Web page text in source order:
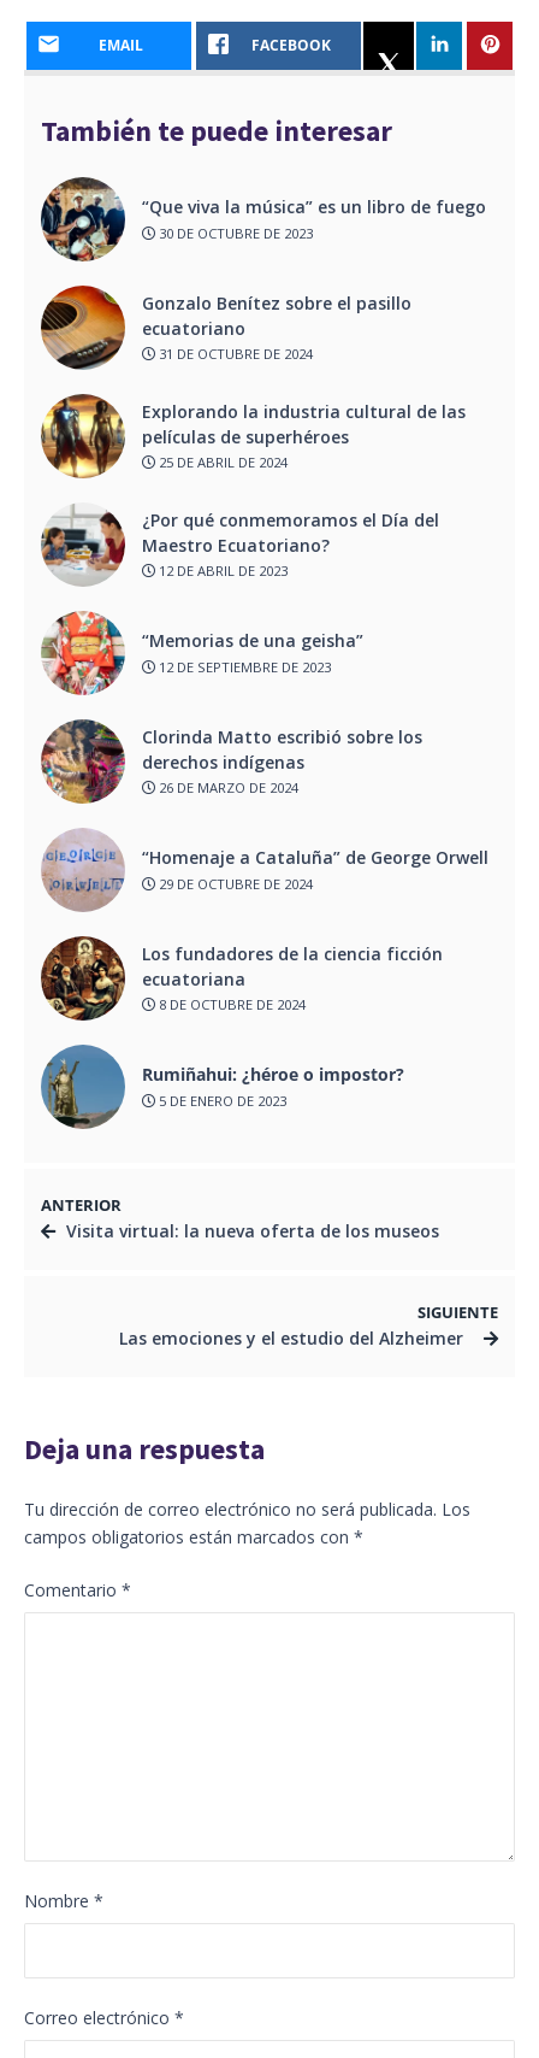
EMAIL FACEBOOK
También te puede interesar
“Que viva la música” es un libro de fuego
30 DE OCTUBRE DE 2023
Gonzalo Benítez sobre el pasillo
ecuatoriano
31 DE OCTUBRE DE 2024
Explorando la industria cultural de las
películas de superhéroes
25 DE ABRIL DE 2024
¿Por qué conmemoramos el Día del
Maestro Ecuatoriano?
12 DE ABRIL DE 2023
“Memorias de una geisha”
12 DE SEPTIEMBRE DE 2023
Clorinda Matto escribió sobre los
derechos indígenas
26 DE MARZO DE 2024
“Homenaje a Cataluña” de George Orwell
29 DE OCTUBRE DE 2024
Los fundadores de la ciencia ficción
ecuatoriana
8 DE OCTUBRE DE 2024
Rumiñahui: ¿héroe o impostor?
5 DE ENERO DE 2023
ANTERIOR
Visita virtual: la nueva oferta de los museos
SIGUIENTE
Las emociones y el estudio del Alzheimer
Deja una respuesta
Tu dirección de correo electrónico no será publicada. Los
campos obligatorios están marcados con *
Comentario *
Nombre *
Correo electrónico *